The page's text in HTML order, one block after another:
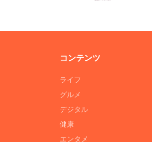
コンテンツ
ライフ
グルメ
デジタル
健康
エンタメ